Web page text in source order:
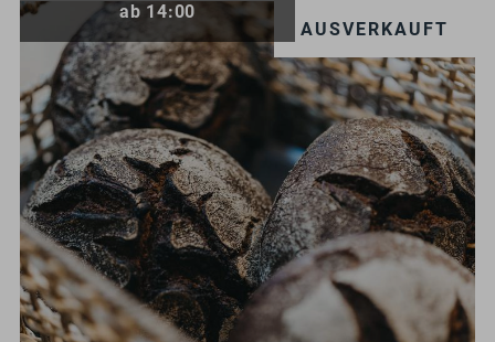
ab 14:00
AUSVERKAUFT